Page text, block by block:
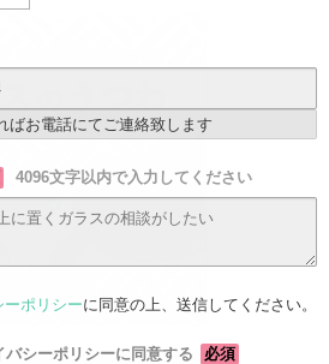
ばお電話にてご連絡致します
4096文字以内で入力してください
ポリシーに同意の上、送信してください。
バシーポリシーに同意する 必須